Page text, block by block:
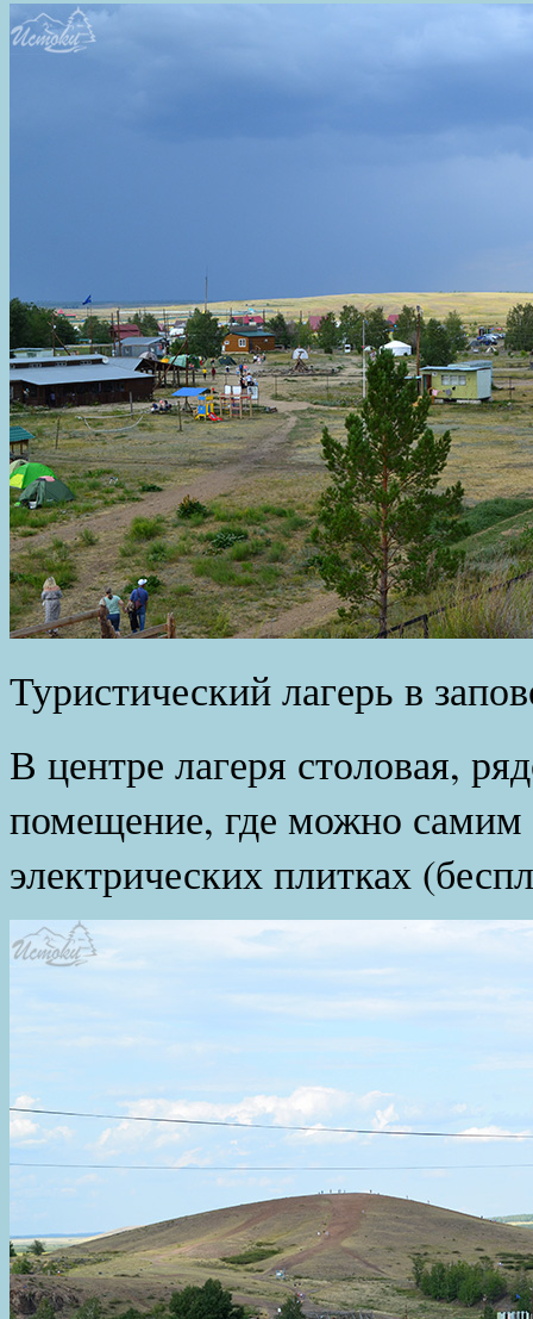
Туристический лагерь в
В центре лагеря столовая,
помещение, где можно самим
электрических плитках